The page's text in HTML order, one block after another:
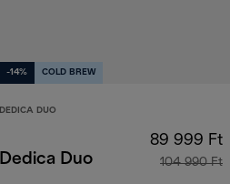
-14% COLD BREW
DEDICA DUO
Dedica Duo
89 999 Ft
104 990 Ft